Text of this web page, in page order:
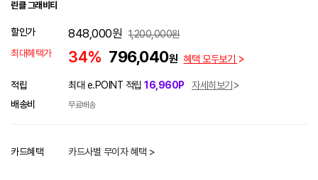
린클 그래비티
할인가 848,000원 1,200,000원
최대혜택가
34% 796,040원 혜택 모두보기
적립 최대 e.POINT 적립 16,960P
자세히보기
배송비
무료배송
카드혜택 카드사별 무이자 혜택 >